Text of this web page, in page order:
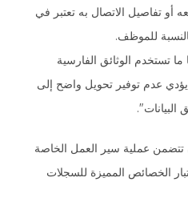
أو تفاصيل الاتصال به تعتبر في
للموظف.
ما تستخدم الوثائق الفارسية
عدم توفير تحويل واضح إلى
تتضمن عملية سير العمل الخاصة
الخصائص المميزة للسجلات